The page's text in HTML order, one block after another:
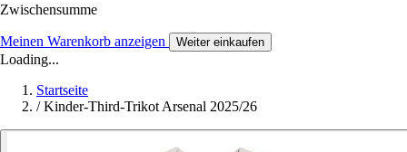
Zwischensumme
Meinen Warenkorb anzeigen Weiter einkaufen
Loading...
Startseite
/ Kinder-Third-Trikot Arsenal 2025/26